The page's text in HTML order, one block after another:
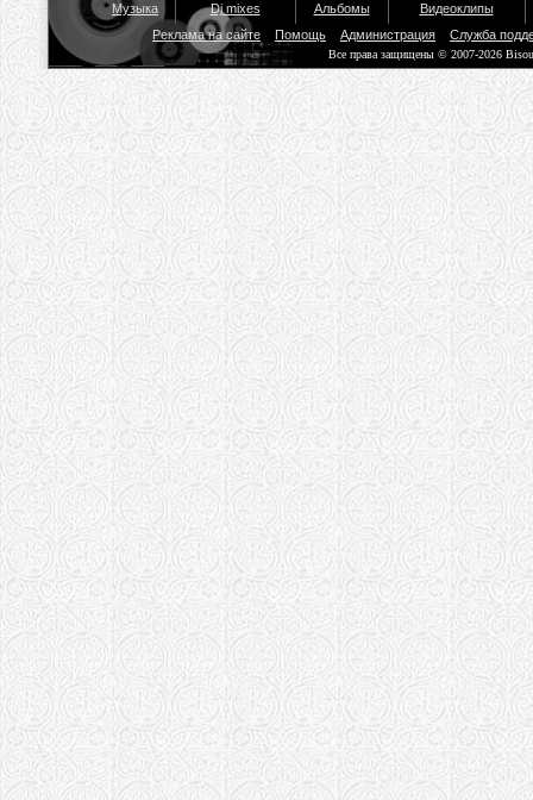
Музыка Dj mixes Альбомы
Видеоклипы
Реклама на сайте
Помощь Администрация Служба
Все права защищены © 2007-2026